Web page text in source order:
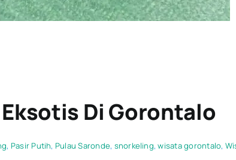
Di Gorontalo
, Pasir Putih, Pulau Saronde, snorkeling,wisata gorontalo,